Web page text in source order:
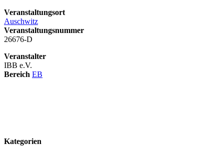
Veranstaltungsort
Auschwitz
Veranstaltungsnummer
26676-D
Veranstalter
IBB e.V.
Bereich EB
Kategorien